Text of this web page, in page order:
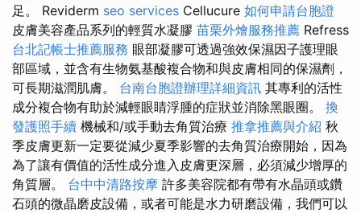
足。 Reviderm seo services Cellucure 如何申請台胞證
皮膚美容產品系列的輕質水凝膠 苗栗外燴服務推薦 Refress
台北記帳士推薦服務 眼部凝膠可透過強效保濕因子護理眼
部區域，並含有生物氨基酸複合物和與皮膚相同的保濕劑，
可長期滋潤肌膚。 台南台胞證辦理詳細資訊 其專利的活性
成分複合物有助於減輕眼睛浮腫的症狀並消除黑眼圈。 換
發護照手續 機械和/或手動去角質治療 推拿推薦與介紹 秋
季皮膚更新一定要從減少夏季影響的去角質治療開始，因為
為了讓有價值的活性成分進入皮膚更深層，必須減少增厚的
角質層。 台中中清路按摩 許多美容院都有帶有水晶頭或鑽
石頭的微晶磨皮設備，或者可能是水力研磨設備，我們可以